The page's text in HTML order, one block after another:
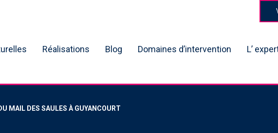
Réalisations Blog Domaines d’intervention L’
MAIL DES SAULES À GUYANCOURT